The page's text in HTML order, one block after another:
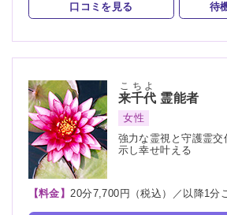
スピリチュアルカウンセリング 霊符
口コミを見る 待
来千代
こちよ
霊能者
女性
強力な霊視と守護霊
示し幸せ叶える
【料金】20分7,700円（税込）／以降1分